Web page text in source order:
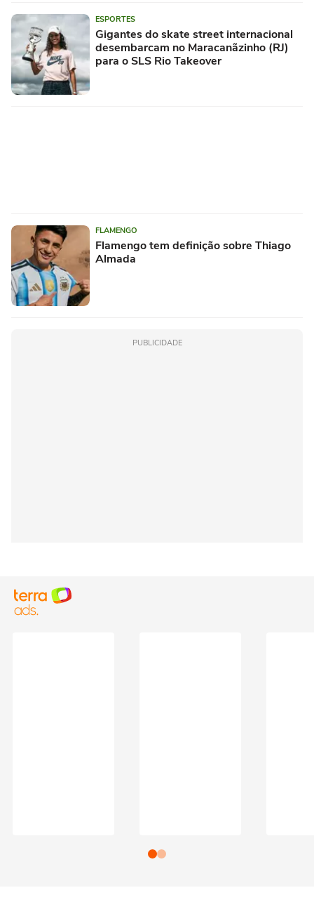
ESPORTES
Gigantes do skate street internacional
desembarcam no Maracanãzinho (RJ)
para o SLS Rio Takeover
FLAMENGO
Flamengo tem definição sobre Thiago
Almada
PUBLICIDADE